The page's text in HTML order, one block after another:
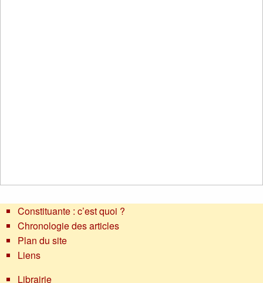
Constituante : c’est quoi ?
Chronologie des articles
Plan du site
Liens
Librairie